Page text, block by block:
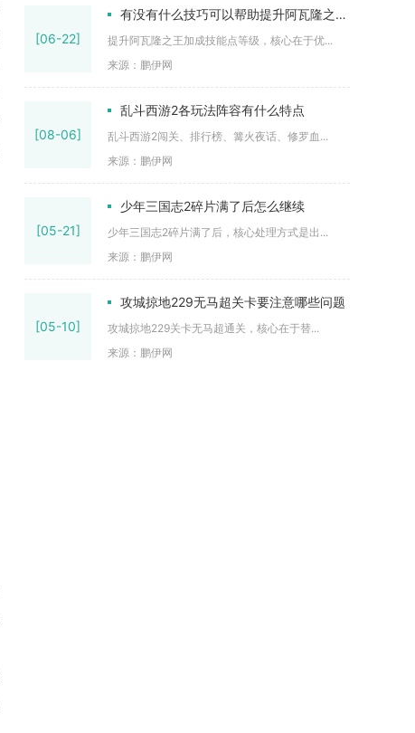
[06-22]
有没有什么技巧可以帮助提升阿瓦隆之王的加成技能点等级
提升阿瓦隆之王加成技能点等级，核心在于优...
来源：鹏伊网
[08-06]
乱斗西游2各玩法阵容有什么特点
乱斗西游2闯关、排行榜、篝火夜话、修罗血...
来源：鹏伊网
[05-21]
少年三国志2碎片满了后怎么继续
少年三国志2碎片满了后，核心处理方式是出...
来源：鹏伊网
[05-10]
攻城掠地229无马超关卡要注意哪些问题
攻城掠地229关卡无马超通关，核心在于替...
来源：鹏伊网